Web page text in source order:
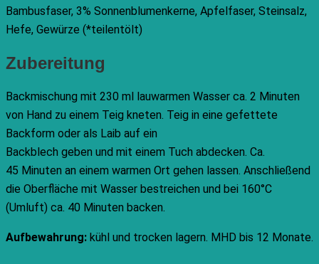
Bambusfaser, 3% Sonnenblumenkerne, Apfelfaser, Steinsalz,
Hefe, Gewürze (*teilentölt)
Zubereitung
Backmischung mit 230 ml lauwarmen Wasser ca. 2 Minuten
von Hand zu einem Teig kneten. Teig in eine gefettete
Backform oder als Laib auf ein
Backblech geben und mit einem Tuch abdecken. Ca.
45 Minuten an einem warmen Ort gehen lassen. Anschließend
die Oberfläche mit Wasser bestreichen und bei 160°C
(Umluft) ca. 40 Minuten backen.
Aufbewahrung: kühl und trocken lagern. MHD bis 12 Monate.